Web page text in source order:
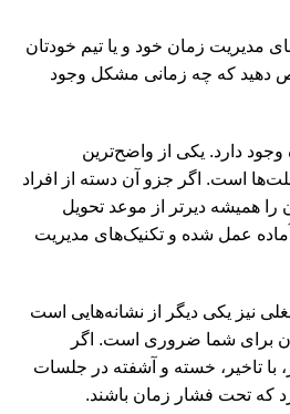
مدیریت زمان خود و یا تیم‌ خودتان
دهید که چه زمانی مشکل وجود
وجود دارد. یکی از واضح‌ترین
است. اگر جزو آن دسته از افراد
را همیشه دیرتر از موعد تحویل
عمل شده و تکنیک‌های مدیریت
نیز یکی دیگر از نشانه‌هایی است
برای شما ضروری است. اگر
با تاخیر، خسته و آشفته در جلسات
که تحت فشار زمان باشند.